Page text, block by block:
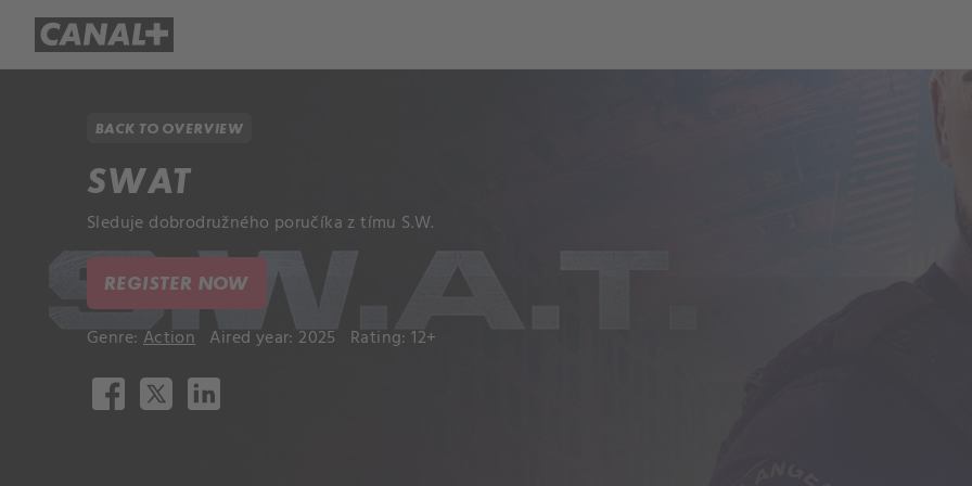
BACK TO OVERVIEW
SWAT
Sleduje dobrodružného poručíka z tímu S.W.
REGISTER NOW
Genre: Action Aired year: 2025 Rating: 12+